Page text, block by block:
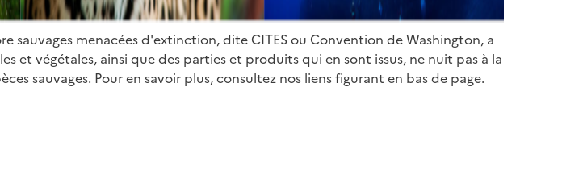
sauvages menacées d'extinction, dite CITES ou Convention de Washington, a
et végétales, ainsi que des parties et produits qui en sont issus, ne nuit pas à la
sauvages. Pour en savoir plus, consultez nos liens figurant en bas de page.